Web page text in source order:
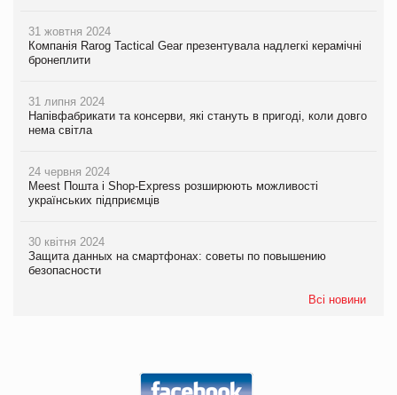
31 жовтня 2024
Компанія Rarog Tactical Gear презентувала надлегкі керамічні
бронеплити
31 липня 2024
Напівфабрикати та консерви, які стануть в пригоді, коли довго
нема світла
24 червня 2024
Meest Пошта і Shop-Express розширюють можливості
українських підприємців
30 квітня 2024
Защита данных на смартфонах: советы по повышению
безопасности
Всі новини